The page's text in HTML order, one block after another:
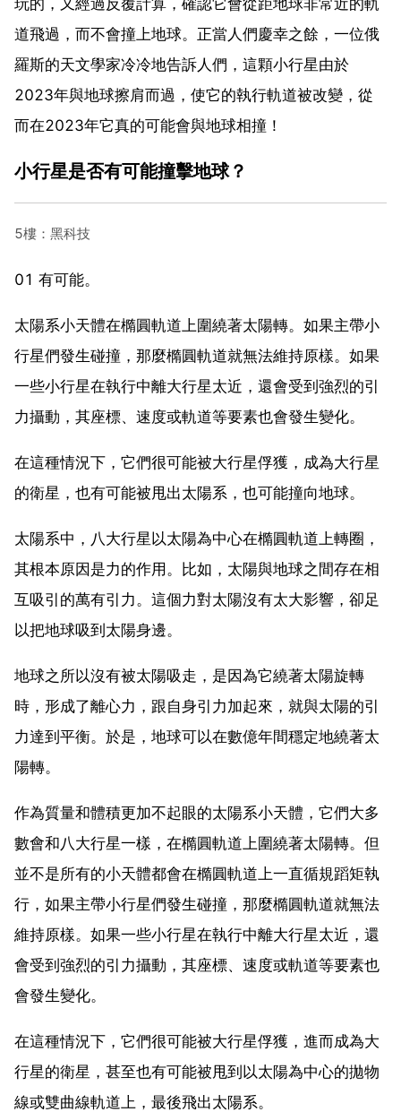
道飛過，而不會撞上地球。正當人們慶幸之餘，一位俄
羅斯的天文學家冷冷地告訴人們，這顆小行星由於
2023年與地球擦肩而過，使它的執行軌道被改變，從
而在2023年它真的可能會與地球相撞！
小行星是否有可能撞擊地球？
5樓：黑科技
01 有可能。
太陽系小天體在橢圓軌道上圍繞著太陽轉。如果主帶小
行星們發生碰撞，那麼橢圓軌道就無法維持原樣。如果
一些小行星在執行中離大行星太近，還會受到強烈的引
力攝動，其座標、速度或軌道等要素也會發生變化。
在這種情況下，它們很可能被大行星俘獲，成為大行星
的衛星，也有可能被甩出太陽系，也可能撞向地球。
太陽系中，八大行星以太陽為中心在橢圓軌道上轉圈，
其根本原因是力的作用。比如，太陽與地球之間存在相
互吸引的萬有引力。這個力對太陽沒有太大影響，卻足
以把地球吸到太陽身邊。
地球之所以沒有被太陽吸走，是因為它繞著太陽旋轉
時，形成了離心力，跟自身引力加起來，就與太陽的引
力達到平衡。於是，地球可以在數億年間穩定地繞著太
陽轉。
作為質量和體積更加不起眼的太陽系小天體，它們大多
數會和八大行星一樣，在橢圓軌道上圍繞著太陽轉。但
並不是所有的小天體都會在橢圓軌道上一直循規蹈矩執
行，如果主帶小行星們發生碰撞，那麼橢圓軌道就無法
維持原樣。如果一些小行星在執行中離大行星太近，還
會受到強烈的引力攝動，其座標、速度或軌道等要素也
會發生變化。
在這種情況下，它們很可能被大行星俘獲，進而成為大
行星的衛星，甚至也有可能被甩到以太陽為中心的拋物
線或雙曲線軌道上，最後飛出太陽系。